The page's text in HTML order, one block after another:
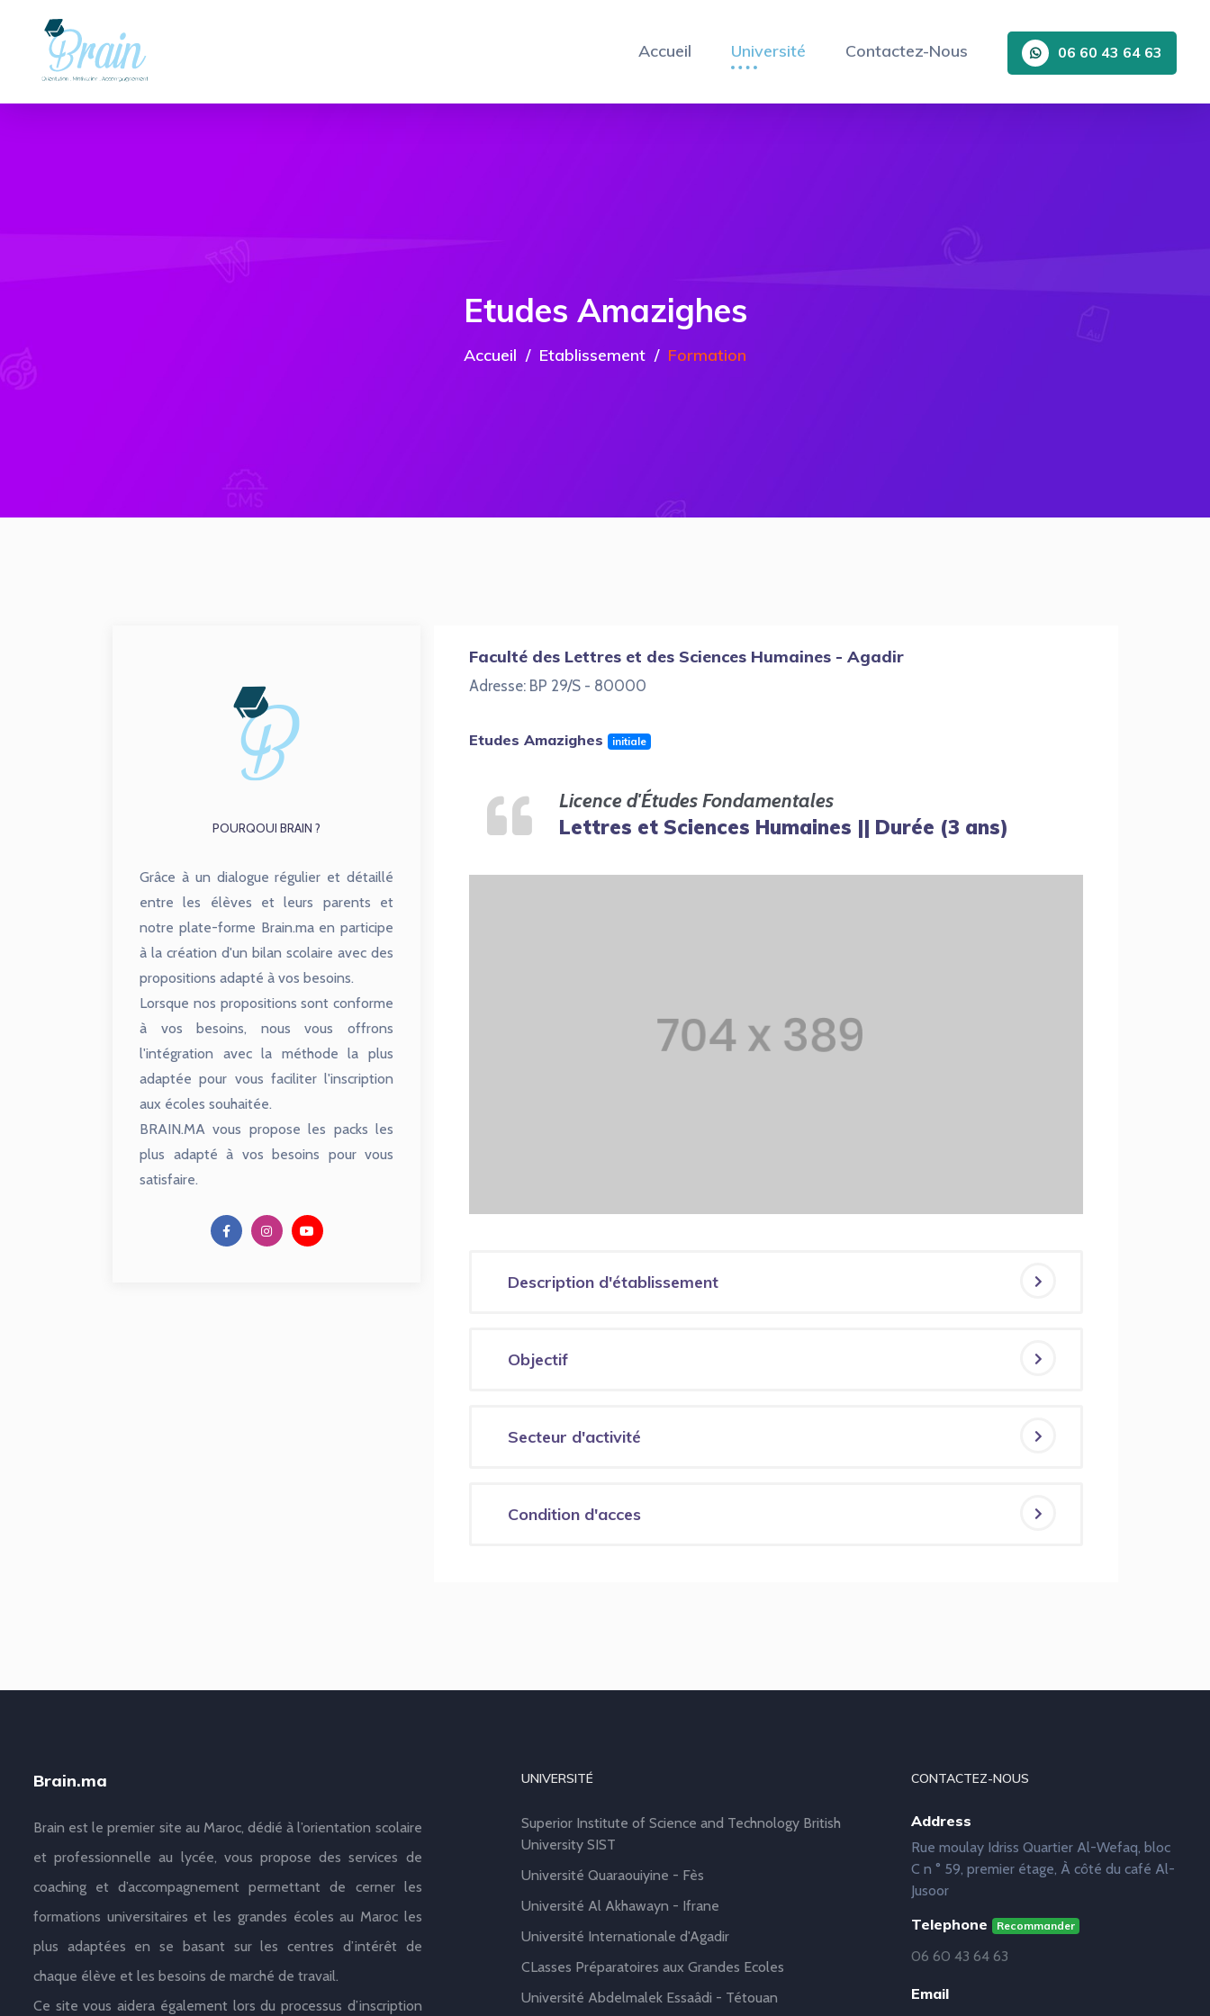
Accueil Université Contactez-Nous 06 60 43 64 63
Etudes Amazighes
Accueil Etablissement Formation
POURQOUI BRAIN ?
Grâce à un dialogue régulier et détaillé
entre les élèves et leurs parents et
notre plate-forme Brain.ma en participe
à la création d'un bilan scolaire avec des
propositions adapté à vos besoins.
Lorsque nos propositions sont conforme
à vos besoins, nous vous offrons
l'intégration avec la méthode la plus
adaptée pour vous faciliter l'inscription
aux écoles souhaitée.
BRAIN.MA vous propose les packs les
plus adapté à vos besoins pour vous
satisfaire.
Faculté des Lettres et des Sciences Humaines - Agadir
Adresse: BP 29/S - 80000
Etudes Amazighes initiale
Licence d'Études Fondamentales
Lettres et Sciences Humaines || Durée (3 ans)
Description d'établissement
Objectif
Secteur d'activité
Condition d'acces
Brain.ma
Brain est le premier site au Maroc, dédié à l’orientation scolaire
et professionnelle au lycée, vous propose des services de
coaching et d’accompagnement permettant de cerner les
formations universitaires et les grandes écoles au Maroc les
plus adaptées en se basant sur les centres d’intérêt de
chaque élève et les besoins de marché de travail.
Ce site vous aidera également lors du processus d’inscription
UNIVERSITÉ
Superior Institute of Science and Technology British
University SIST
Université Quaraouiyine - Fès
Université Al Akhawayn - Ifrane
Université Internationale d'Agadir
CLasses Préparatoires aux Grandes Ecoles
Université Abdelmalek Essaâdi - Tétouan
CONTACTEZ-NOUS
Address
Rue moulay Idriss Quartier Al-Wefaq, bloc
C n ° 59, premier étage, À côté du café Al-
Jusoor
Telephone Recommander
06 60 43 64 63
Email